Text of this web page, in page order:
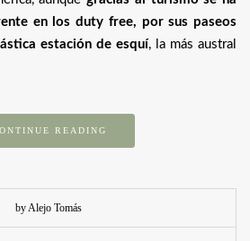
en los duty free, por sus paseos
estación de esquí, la más austral
READING
by Alejo Tomás